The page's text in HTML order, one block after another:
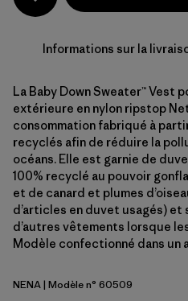
Informations sur la
La Baby Down Sweater™ Vest
extérieure en nylon ripstop
consommation fabriqué à
recyclés afin de réduire la
océans. Elle est garnie de
100% recyclé au pouvoir
et de canard et plumes
d’articles en duvet usagés)
d’autres vêtements lorsque
Modèle confectionné dans un
New Navy
NENA| Modèle n° 60509